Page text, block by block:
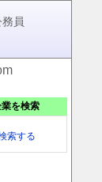
員
を検索
索する